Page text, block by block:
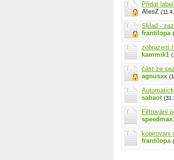
Přidat
AlesZ
Sklad -
frantilopa
zobrazení
kammik1
část ze
agnusxx
sabaot
Filtrování
kopirovani
frantilopa